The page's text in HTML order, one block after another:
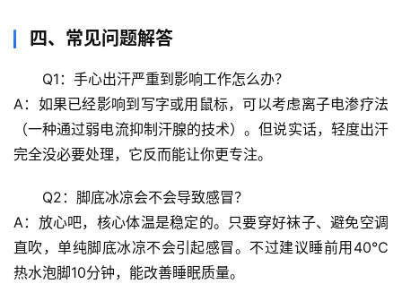
学
技
前
沿
理
驿
站
四、常见问题解答
Q1：手心出汗严重到影响工作怎么办？
A：如果已经影响到写字或用鼠标，可以考虑离子电渗疗法
（一种通过弱电流抑制汗腺的技术）。但说实话，轻度出汗
完全没必要处理，它反而能让你更专注。
Q2：脚底冰凉会不会导致感冒？
A：放心吧，核心体温是稳定的。只要穿好袜子、避免空调
直吹，单纯脚底冰凉不会引起感冒。不过建议睡前用40℃
热水泡脚10分钟，能改善睡眠质量。